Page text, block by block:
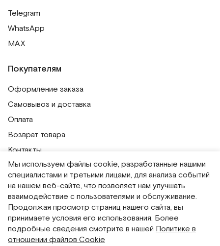
Telegram
WhatsApp
MAX
Покупателям
Оформление заказа
Самовывоз и доставка
Оплата
Возврат товара
Контакты
Публичная оферта
Политика обработки персональных данных
Политика использования сессионных файлов
Согласие на получение рассылок
Согласие на обработку персональных данных
Система привилегий
Мы используем файлы cookie, разработанные нашими
специалистами и третьими лицами, для анализа событий
на нашем веб-сайте, что позволяет нам улучшать
взаимодействие с пользователями и обслуживание.
Продолжая просмотр страниц нашего сайта, вы
принимаете условия его использования. Более
подробные сведения смотрите в нашей Политике в
отношении файлов Cookie